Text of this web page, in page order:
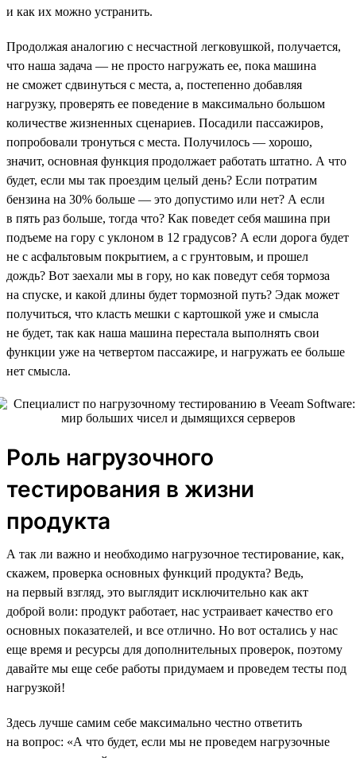
и как их можно устранить.
Продолжая аналогию с несчастной легковушкой, получается,
что наша задача — не просто нагружать ее, пока машина
не сможет сдвинуться с места, а, постепенно добавляя
нагрузку, проверять ее поведение в максимально большом
количестве жизненных сценариев. Посадили пассажиров,
попробовали тронуться с места. Получилось — хорошо,
значит, основная функция продолжает работать штатно. А что
будет, если мы так проездим целый день? Если потратим
бензина на 30% больше — это допустимо или нет? А если
в пять раз больше, тогда что? Как поведет себя машина при
подъеме на гору с уклоном в 12 градусов? А если дорога будет
не с асфальтовым покрытием, а с грунтовым, и прошел
дождь? Вот заехали мы в гору, но как поведут себя тормоза
на спуске, и какой длины будет тормозной путь? Эдак может
получиться, что класть мешки с картошкой уже и смысла
не будет, так как наша машина перестала выполнять свои
функции уже на четвертом пассажире, и нагружать ее больше
нет смысла.
Роль нагрузочного
тестирования в жизни
продукта
А так ли важно и необходимо нагрузочное тестирование, как,
скажем, проверка основных функций продукта? Ведь,
на первый взгляд, это выглядит исключительно как акт
доброй воли: продукт работает, нас устраивает качество его
основных показателей, и все отлично. Но вот остались у нас
еще время и ресурсы для дополнительных проверок, поэтому
давайте мы еще себе работы придумаем и проведем тесты под
нагрузкой!
Здесь лучше самим себе максимально честно ответить
на вопрос: «А что будет, если мы не проведем нагрузочные